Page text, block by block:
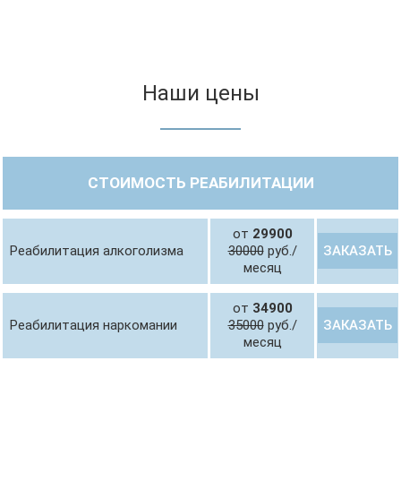
Наши цены
СТОИМОСТЬ РЕАБИЛИТАЦИИ
Реабилитация алкоголизма
от 29900
30000руб./
месяц
ЗАКАЗАТЬ
Реабилитация наркомании
от 34900
35000руб./
месяц
ЗАКАЗАТЬ